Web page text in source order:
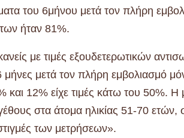
του 6μήνου μετά τον πλήρη
ήταν 81%.
με τιμές εξουδετερωτικών
μήνες μετά τον πλήρη εμβολιασμό
12% είχε τιμές κάτω του 50%. Η
στα άτομα ηλικίας 51-70 ετών,
των μετρήσεων».